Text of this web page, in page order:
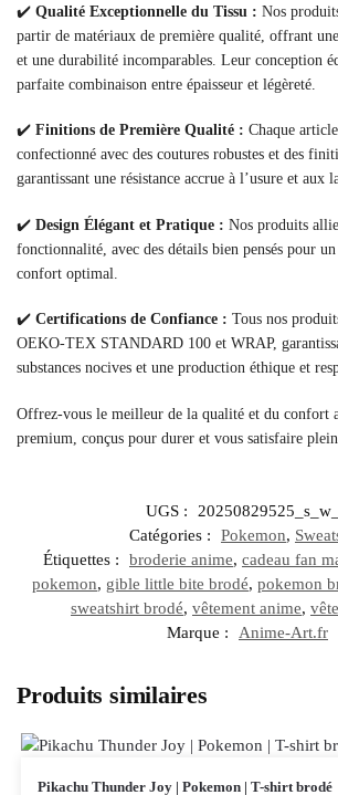
✔️ Qualité Exceptionnelle du Tissu : Nos
partir de matériaux de première qualité, offrant
et une durabilité incomparables. Leur conception
parfaite combinaison entre épaisseur et légèreté.
✔️ Finitions de Première Qualité : Chaque
confectionné avec des coutures robustes et des
garantissant une résistance accrue à l’usure et aux
✔️ Design Élégant et Pratique : Nos produits
fonctionnalité, avec des détails bien pensés pour
confort optimal.
✔️ Certifications de Confiance : Tous nos
OEKO-TEX STANDARD 100 et WRAP,
substances nocives et une production éthique et
Offrez-vous le meilleur de la qualité et du confort
premium, conçus pour durer et vous satisfaire
UGS :
Catégories :
Pokemon,
Étiquettes :
broderie anime, cadeau fan
pokemon, gible little bite brodé, pokemon
sweatshirt brodé, vêtement anime,
Marque :
Anime-Art.fr
Produits similaires
Pikachu Thunder Joy | Pokemon | T-shirt brodé